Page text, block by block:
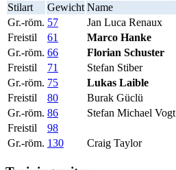
Stilart
Gewicht Name
Gr.-röm. 57 Jan Luca Renaux
Freistil
61 Marco Hanke
Gr.-röm. 66 Florian Schuster
Freistil
71 Stefan Stiber
Gr.-röm. 75 Lukas Laible
Freistil
80 Burak Güclü
Gr.-röm. 86 Stefan Michael Vogt
Freistil
98
Gr.-röm. 130 Craig Taylor